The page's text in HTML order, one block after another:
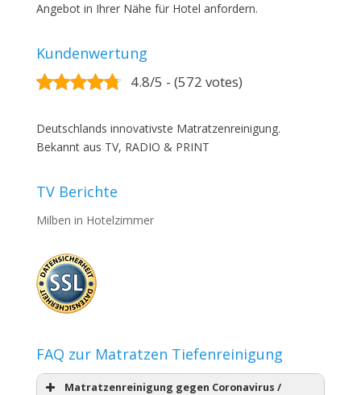
Angebot in Ihrer Nähe für Hotel anfordern.
Kundenwertung
4.8/5 - (572 votes)
Deutschlands innovativste Matratzenreinigung.
Bekannt aus TV, RADIO & PRINT
TV Berichte
Milben in Hotelzimmer
FAQ zur Matratzen Tiefenreinigung
Matratzenreinigung gegen Coronavirus /